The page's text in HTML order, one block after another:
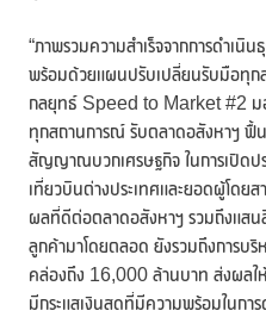
“ภาพรวมความสำเร็จจากการดำเ
พร้อมด้วยแผนปรับเปลี่ยนรับมือทุก
กลยุทธ์ Speed to Market #2 มอ
ทุกสถานการณ์ รับตลาดอสังหาฯ ฟื้
สัญญาณบวกเศรษฐกิจ ในการเปิดป
เที่ยวบินต่างประเทศและยอดผู้โดยส
ผลที่ดีต่อตลาดอสังหาฯ รวมถึงแสน
ลูกค้ามาโดยตลอด ยังรวมถึงการบ
คล่องถึง 16,000 ล้านบาท ส่งผลใ
มีกระแสเงินสดที่มีความพร้อมในกา